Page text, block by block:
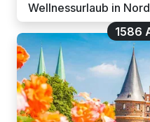
Wellnessurlaub in
1586